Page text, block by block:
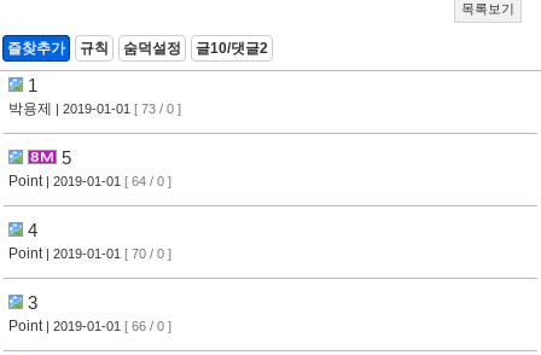
목록보기
즐찾추가 규칙 숨덕설정 글10/댓글2
1
박용제 | 2019-01-01 [ 73 / 0 ]
5
Point | 2019-01-01 [ 64 / 0 ]
4
Point | 2019-01-01 [ 70 / 0 ]
3
Point | 2019-01-01 [ 66 / 0 ]